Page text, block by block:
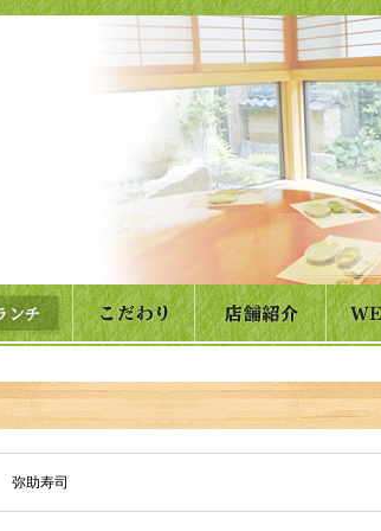
弥助寿司